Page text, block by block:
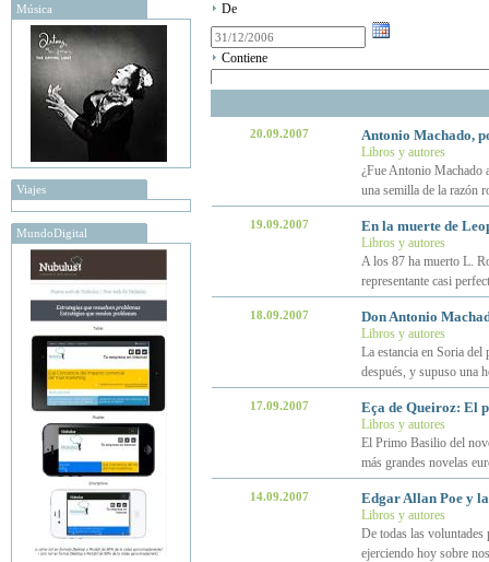
Música
Viajes
MundoDigital
De
Contiene
20.09.2007 Antonio Machado,
Libros y autores
¿Fue Antonio Machado
una semilla de la razón
19.09.2007 En la muerte de
Libros y autores
A los 87 ha muerto L.
representante casi
18.09.2007 Don Antonio
Libros y autores
La estancia en Soria
después, y supuso una
17.09.2007 Eça de Queiroz: El
Libros y autores
El Primo Basilio del
más grandes novelas
14.09.2007 Edgar Allan Poe y
Libros y autores
De todas las voluntades
ejerciendo hoy sobre